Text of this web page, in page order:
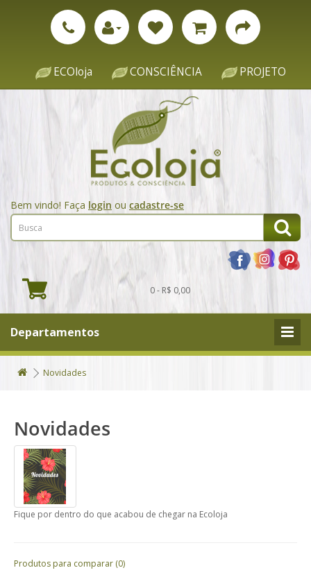
ECOloja CONSCIÊNCIA PROJETO
Bem vindo! Faça login ou cadastre-se
0 - R$ 0,00
Departamentos
Novidades
Novidades
Fique por dentro do que acabou de chegar na Ecoloja
Produtos para comparar (0)